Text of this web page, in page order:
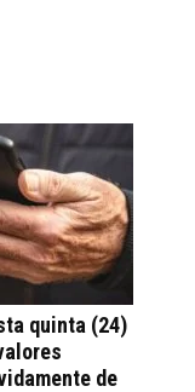
quinta (24)
de